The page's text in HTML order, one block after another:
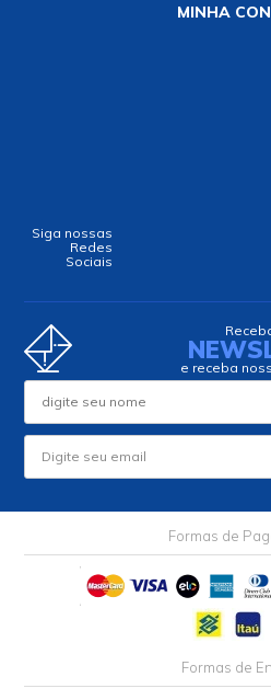
MINHA
Siga nossas
Redes
Sociais
e receba
Formas de
Formas de